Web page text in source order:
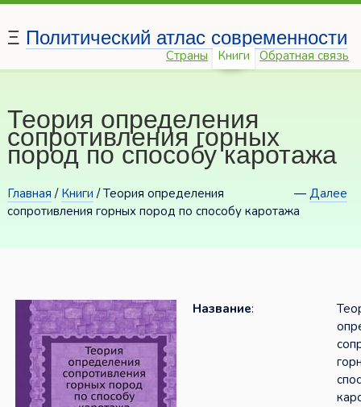
Ξ Политический атлас современности
Страны Книги Обратная связь
Теория определения
сопротивления горных
пород по способу каротажа
Главная / —Далее
Книги / Теория определения
сопротивления горных пород по способу каротажа
Название: